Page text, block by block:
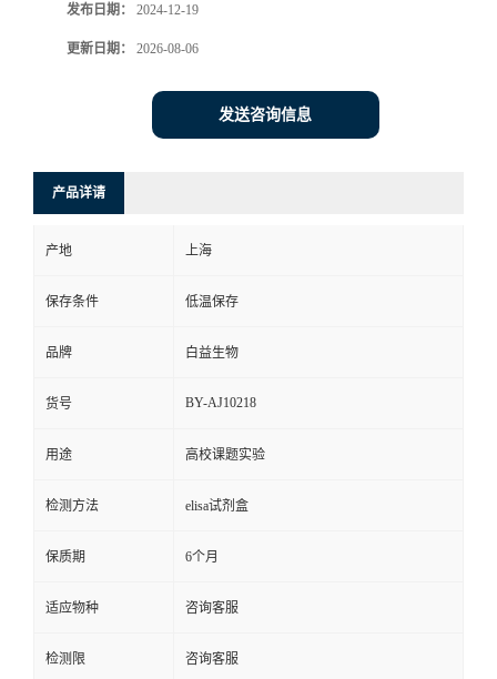
发布日期： 2024-12-19
更新日期： 2026-08-06
发送咨询信息
产品详请
产地 上海
保存条件 低温保存
品牌 白益生物
货号 BY-AJ10218
用途 高校课题实验
检测方法 elisa试剂盒
保质期 6个月
适应物种 咨询客服
检测限 咨询客服